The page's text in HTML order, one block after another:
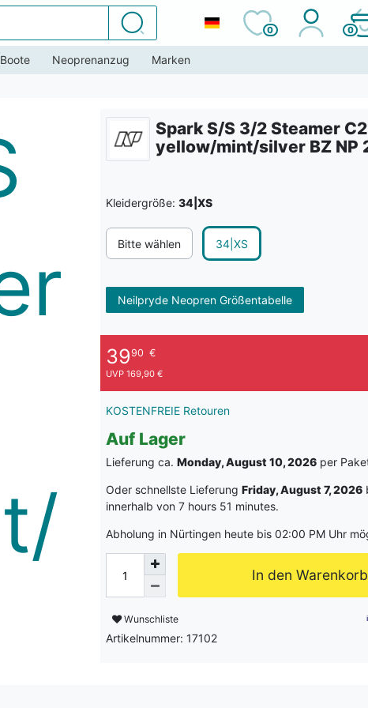
Suchen
0 0
Boote Neoprenanzug Marken
Spark S/S 3/2 Steamer C2
yellow/mint/silver BZ NP
Kleidergröße: 34|XS
Bitte wählen 34|XS
Neilpryde Neopren Größentabelle
3990 €
UVP 169,90 €
KOSTENFREIE Retouren
Auf Lager
Lieferung ca. Monday, August 10, 2026 per
Oder schnellste Lieferung Friday, August 7, 2026
innerhalb von 7 hours 51 minutes.
Abholung in Nürtingen heute bis 02:00 PM Uhr
In den Warenkorb
Wunschliste
Artikelnummer: 17102